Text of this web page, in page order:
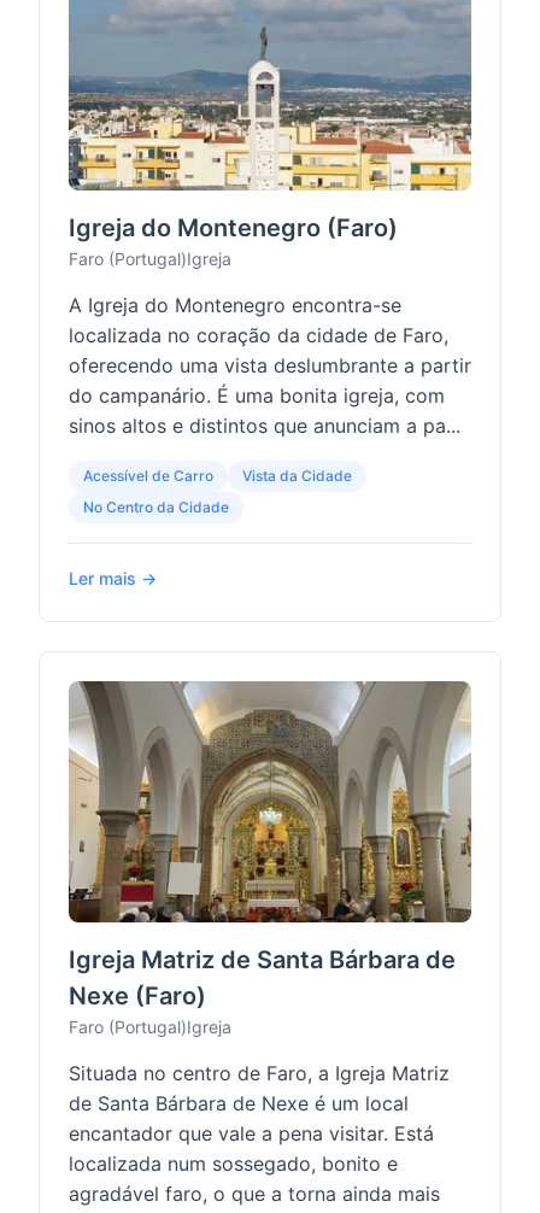
Igreja do Montenegro (Faro)
Faro (Portugal)Igreja
A Igreja do Montenegro encontra-se
localizada no coração da cidade de Faro,
oferecendo uma vista deslumbrante a partir
do campanário. É uma bonita igreja, com
sinos altos e distintos que anunciam a pa...
Acessível de Carro
Vista da Cidade
No Centro da Cidade
Ler mais →
Igreja Matriz de Santa Bárbara de
Nexe (Faro)
Faro (Portugal)Igreja
Situada no centro de Faro, a Igreja Matriz
de Santa Bárbara de Nexe é um local
encantador que vale a pena visitar. Está
localizada num sossegado, bonito e
agradável faro, o que a torna ainda mais